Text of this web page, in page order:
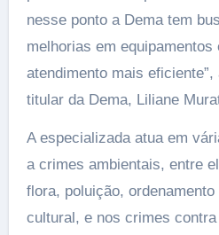
nesse ponto a Dema tem
melhorias em
atendimento mais eficiente”,
titular da Dema, Liliane
A especializada atua em
a crimes ambientais, entre
flora, poluição,
cultural, e nos crimes